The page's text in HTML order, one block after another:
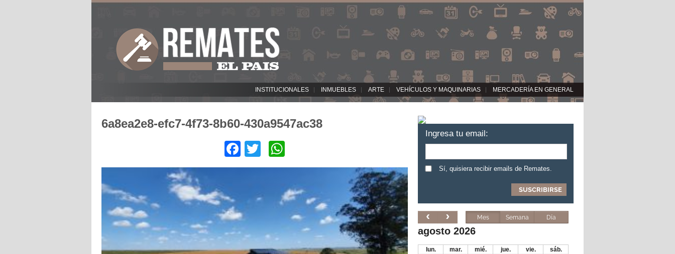
INSTITUCIONALES INMUEBLES ARTE VEHÍCULOS Y MAQUINARIAS MERCADERÍA EN GENERAL
6a8ea2e8-efc7-4f73-8b60-430a9547ac38
Facebook
Twitter
Ingresa tu email:
Sí, quisiera recibir emails de Remates.
Mes Semana Día
agosto 2026
lun. mar. mié. jue. vie.
sáb.